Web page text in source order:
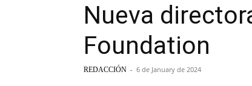
Nueva
Foundation
REDACCIÓN - 6 de January de 2024